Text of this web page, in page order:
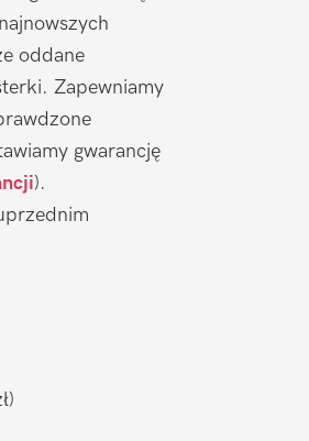
oddane
Zapewniamy
gwarancję
).